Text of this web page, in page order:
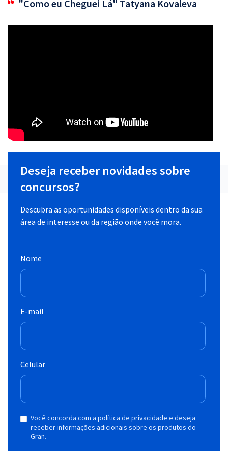
"Como eu Cheguei Lá" Tatyana Kovaleva
Deseja receber novidades sobre
concursos?
Descubra as oportunidades disponíveis dentro da sua
área de interesse ou da região onde você mora.
Nome
E-mail
Celular
Você concorda com a política de privacidade e deseja
receber informações adicionais sobre os produtos do
Gran.